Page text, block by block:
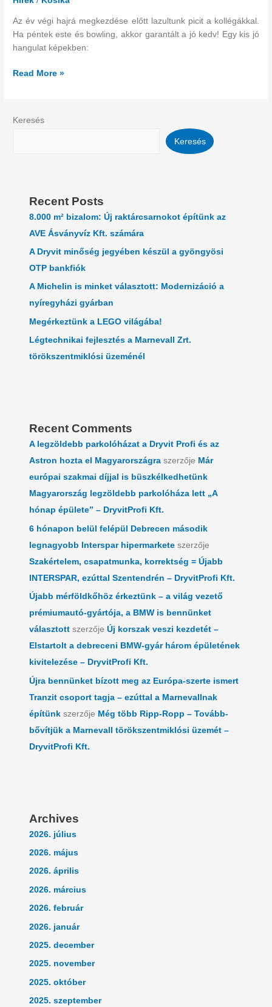
Az év végi hajrá megkezdése előtt lazultunk picit a kollégákkal.
Ha péntek este és bowling, akkor garantált a jó kedv! Egy kis jó
hangulat képekben:
Read More »
Keresés
Keresés
Recent Posts
8.000 m² bizalom: Új raktárcsarnokot építünk az
AVE Ásványvíz Kft. számára
A Dryvit minőség jegyében készül a gyöngyösi
OTP bankfiók
A Michelin is minket választott: Modernizáció a
nyíregyházi gyárban
Megérkeztünk a LEGO világába!
Légtechnikai fejlesztés a Marnevall Zrt.
törökszentmiklósi üzeménél
Recent Comments
A legzöldebb parkolóházat a Dryvit Profi és az
Astron hozta el Magyarországra szerzője Már
európai szakmai díjjal is büszkélkedhetünk
Magyarország legzöldebb parkolóháza lett „A
hónap épülete” – DryvitProfi Kft.
6 hónapon belül felépül Debrecen második
legnagyobb Interspar hipermarkete szerzője
Szakértelem, csapatmunka, korrektség = Újabb
INTERSPAR, ezúttal Szentendrén – DryvitProfi Kft.
Újabb mérföldkőhöz érkeztünk – a világ vezető
prémiumautó-gyártója, a BMW is bennünket
választott szerzőjeÚj korszak veszi kezdetét –
Elstartolt a debreceni BMW-gyár három épületének
kivitelezése – DryvitProfi Kft.
Újra bennünket bízott meg az Európa-szerte ismert
Tranzit csoport tagja – ezúttal a Marnevallnak
építünk szerzője Még több Ripp-Ropp – Tovább-
bővítjük a Marnevall törökszentmiklósi üzemét –
DryvitProfi Kft.
Archives
2026. július
2026. május
2026. április
2026. március
2026. február
2026. január
2025. december
2025. november
2025. október
2025. szeptember